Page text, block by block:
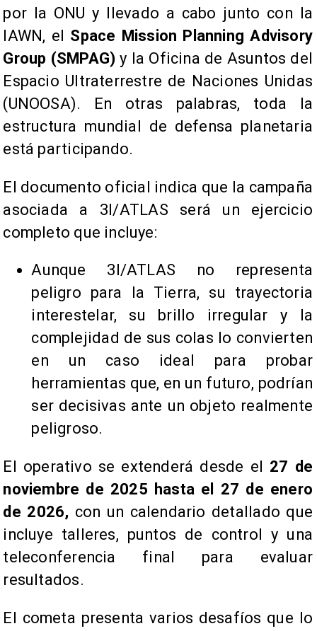
por la ONU y llevado a cabo junto con la
IAWN, el Space Mission Planning Advisory
Group (SMPAG) y la Oficina de Asuntos del
Espacio Ultraterrestre de Naciones Unidas
(UNOOSA). En otras palabras, toda la
estructura mundial de defensa planetaria
está participando.
El documento oficial indica que la campaña
asociada a 3I/ATLAS será un ejercicio
completo que incluye:
Aunque 3I/ATLAS no representa
peligro para la Tierra, su trayectoria
interestelar, su brillo irregular y la
complejidad de sus colas lo convierten
en un caso ideal para probar
herramientas que, en un futuro, podrían
ser decisivas ante un objeto realmente
peligroso.
El operativo se extenderá desde el 27 de
noviembre de 2025 hasta el 27 de enero
de 2026, con un calendario detallado que
incluye talleres, puntos de control y una
teleconferencia final para evaluar
resultados.
El cometa presenta varios desafíos que lo